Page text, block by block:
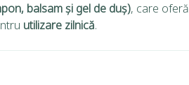
balsam și gel de duș), care oferă
utilizare zilnică.